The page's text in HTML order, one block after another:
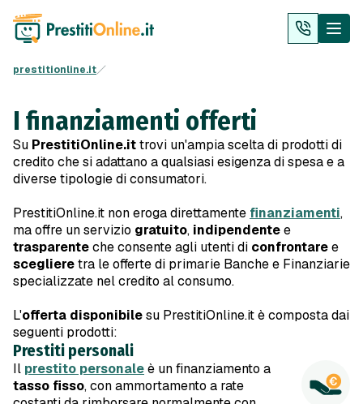
prestitionline.it
I finanziamenti offerti
Su PrestitiOnline.ittrovi un'ampia scelta di prodotti di
credito che si adattano a qualsiasi esigenza di spesa e a
diverse tipologie di consumatori.
PrestitiOnline.it non eroga direttamente finanziamenti,
ma offre un servizio gratuito, indipendentee
trasparenteche consente agli utenti di confrontaree
sceglieretra le offerte di primarie Banche e Finanziarie
specializzate nel credito al consumo.
L'offerta disponibilesu PrestitiOnline.it è composta dai
seguenti prodotti:
Prestiti personali
Il prestito personaleè un finanziamento a
tasso fisso, con ammortamento a rate